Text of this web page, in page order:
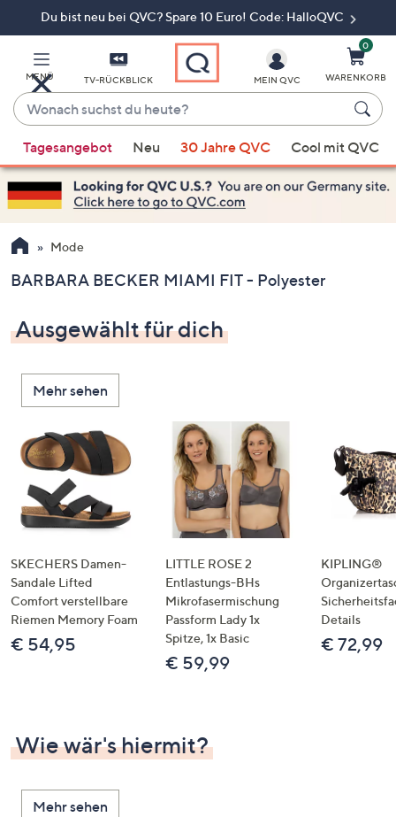
Du bist neu bei QVC? Spare 10 Euro! Code: HalloQVC
MENÜ TV-RÜCKBLICK
Wonach
suchst
du
heute?
Vorschläge
verfügbar
sind,
verwenden
Sie
Pfeiltasten
oben
und
nach
unten
oder
wischen
Sie
Touch-
Geräten
links
bzw.
rechts,
um
diese
MEIN QVC
0
WARENKORB
Tagesangebot Neu 30 Jahre QVC Cool mit QVC
Mode
BARBARA BECKER MIAMI FIT - Polyester
Ausgewählt für dich
Mehr sehen
SKECHERS Damen-
Sandale Lifted
Comfort verstellbare
Riemen Memory Foam
€ 54,95
LITTLE ROSE 2
Entlastungs-BHs
Mikrofasermischung
Passform Lady 1x
Spitze, 1x Basic
€ 59,99
KIPLING®
Details
€ 72,99
Wie wär's hiermit?
Mehr sehen